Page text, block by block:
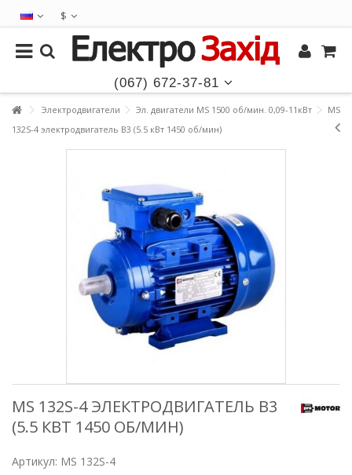
$
(067) 672-37-81
Электродвигатели Эл. двигатели MS 1500 об/мин. 0,09-11кВт
MS
132S-4 электродвигатель B3 (5.5 кВт 1450 об/мин)
MS 132S-4 ЭЛЕКТРОДВИГАТЕЛЬ B3
(5.5 КВТ 1450 ОБ/МИН)
Артикул: MS 132S-4